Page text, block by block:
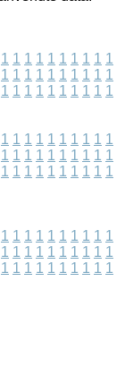
1 1 1 1 1 1 1 1 1 1
1 1 1 1 1 1 1 1 1 1
1 1 1 1 1 1 1 1 1 1
1 1 1 1 1 1 1 1 1 1
1 1 1 1 1 1 1 1 1 1
1 1 1 1 1 1 1 1 1 1
1 1 1 1 1 1 1 1 1 1
1 1 1 1 1 1 1 1 1 1
1 1 1 1 1 1 1 1 1 1